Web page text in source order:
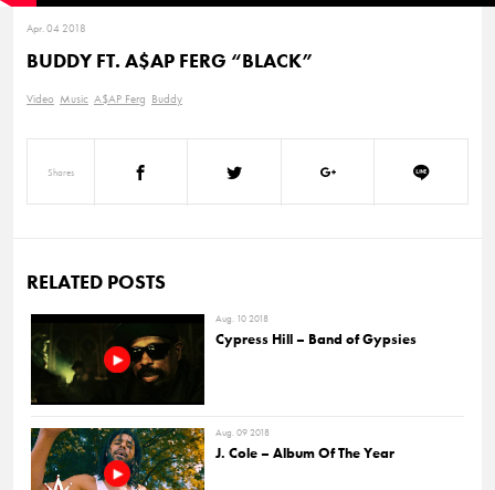
Apr. 04 2018
BUDDY FT. A$AP FERG “BLACK”
Video Music A$AP Ferg Buddy
Shares
RELATED POSTS
Aug. 10 2018
Cypress Hill – Band of Gypsies
Aug. 09 2018
J. Cole – Album Of The Year